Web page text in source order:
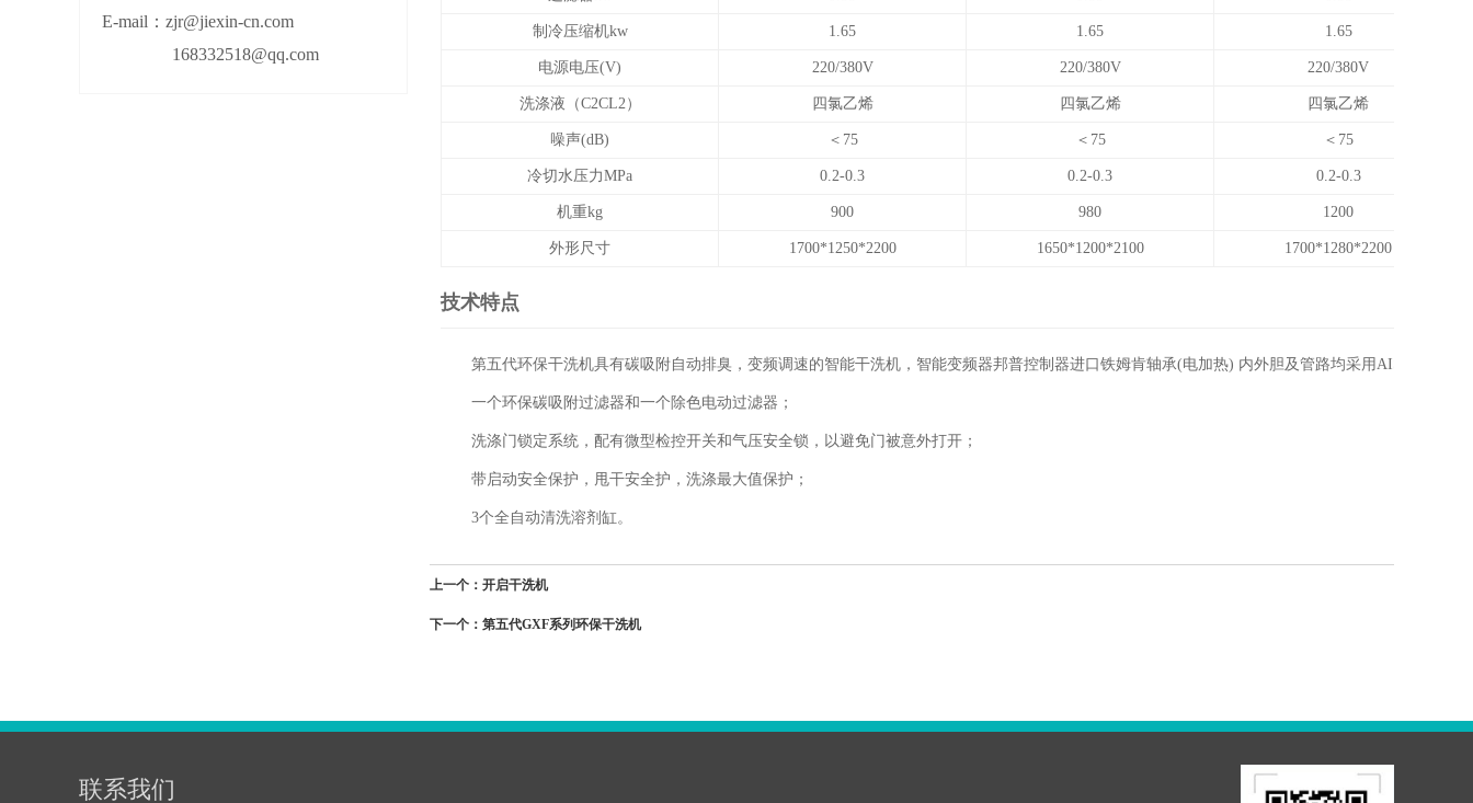
E-mail：zjr@jiexin-cn.com
168332518@qq.com
制冷压缩机kw 1.65 1.65 1.65
电源电压(V) 220/380V 220/380V 220/380V
洗涤液（C2CL2） 四氯乙烯 四氯乙烯 四氯乙烯
噪声(dB) ＜75 ＜75 ＜75
冷切水压力MPa 0.2-0.3 0.2-0.3 0.2-0.3
机重kg 900 980 1200
外形尺寸 1700*1250*2200 1650*1200*2100 1700*1280*2200
技术特点
第五代环保干洗机具有碳吸附自动排臭，变频调速的智能干洗机，智能变频器邦普控制器进口铁姆肯轴承(电加热) 内外胆及管路均采用AISI-304不锈
一个环保碳吸附过滤器和一个除色电动过滤器；
洗涤门锁定系统，配有微型检控开关和气压安全锁，以避免门被意外打开；
带启动安全保护，甩干安全护，洗涤最大值保护；
3个全自动清洗溶剂缸。
上一个：开启干洗机
下一个：第五代GXF系列环保干洗机
联系我们